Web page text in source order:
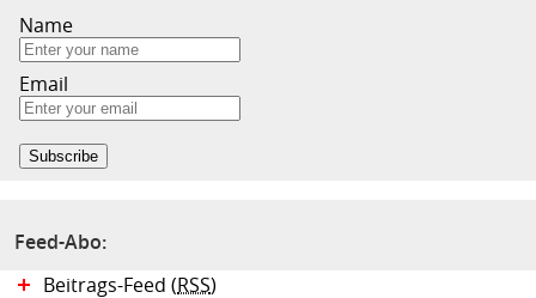
Name
Email
Feed-Abo:
Beitrags-Feed (RSS)